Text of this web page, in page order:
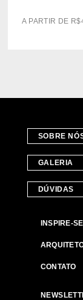
A PARTIR DE R$
SOBRE
GALERIA
DÚVIDAS
INSPIRE-SE
CONTATO